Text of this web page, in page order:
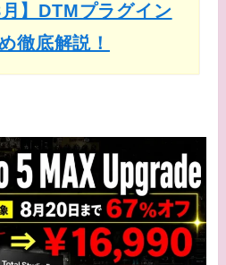
】DTMプラグイン
徹底解説！